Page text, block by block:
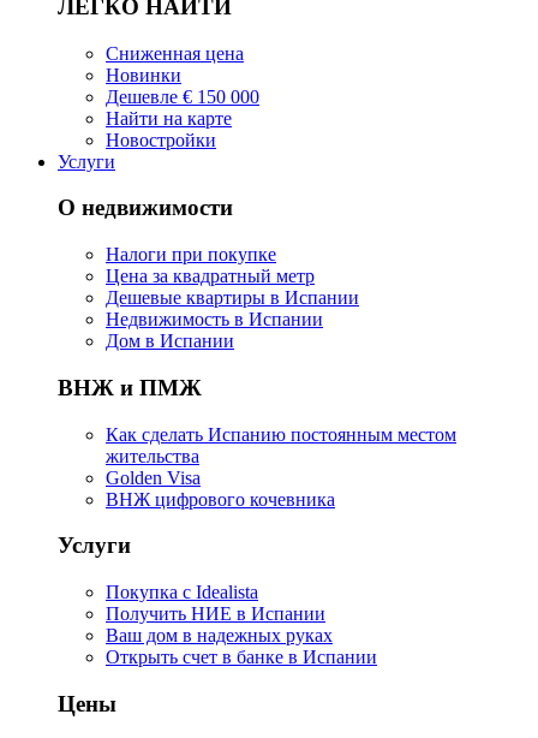
ЛЕГКО НАЙТИ
Сниженная цена
Новинки
Дешевле € 150 000
Найти на карте
Новостройки
Услуги
О недвижимости
Налоги при покупке
Цена за квадратный метр
Дешевые квартиры в Испании
Hедвижимость в Испании
Дом в Испании
ВНЖ и ПМЖ
Как сделать Испанию постоянным местом
жительства
Golden Visa
ВНЖ цифрового кочевника
Услуги
Покупка с Idealista
Получить НИЕ в Испании
Ваш дом в надежных руках
Открыть счет в банке в Испании
Цены